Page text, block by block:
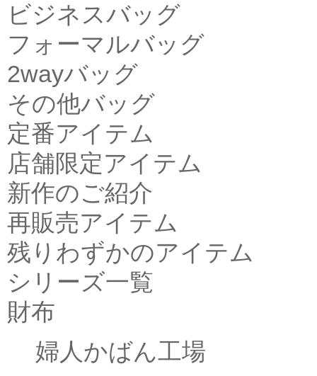
ビジネスバッグ
フォーマルバッグ
2wayバッグ
その他バッグ
定番アイテム
店舗限定アイテム
新作のご紹介
再販売アイテム
残りわずかのアイテム
シリーズ一覧
財布
婦人かばん工場